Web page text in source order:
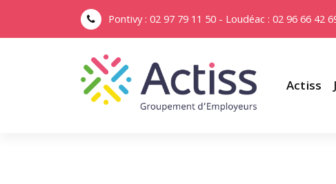
Pontivy : 02 97 79 11 50 - Loudéac : 02 96 66 42
Actiss